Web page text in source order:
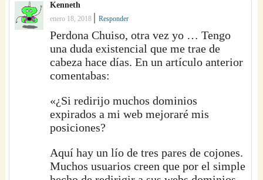
Kenneth
enero 18, 2018 |Responder
Perdona Chuiso, otra vez yo … Tengo
una duda existencial que me trae de
cabeza hace días. En un artículo anterior
comentabas:
«¿Si redirijo muchos dominios
expirados a mi web mejoraré mis
posiciones?
Aquí hay un lío de tres pares de cojones.
Muchos usuarios creen que por el simple